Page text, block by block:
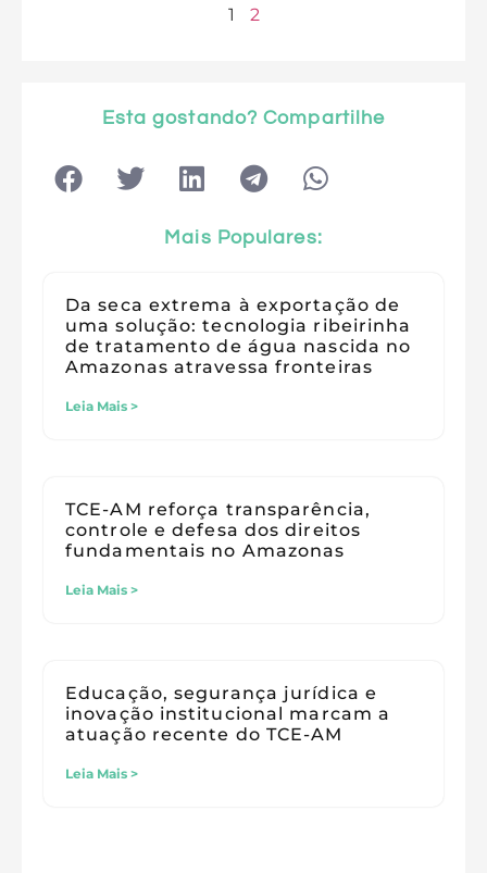
1
2
Esta gostando? Compartilhe
Mais Populares:
Da seca extrema à exportação de
uma solução: tecnologia ribeirinha
de tratamento de água nascida no
Amazonas atravessa fronteiras
Leia Mais >
TCE-AM reforça transparência,
controle e defesa dos direitos
fundamentais no Amazonas
Leia Mais >
Educação, segurança jurídica e
inovação institucional marcam a
atuação recente do TCE-AM
Leia Mais >